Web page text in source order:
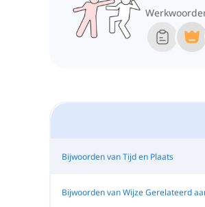
Bijwoorden van Tijd en Plaats
Bijwoorden van Wijze Gerelateerd